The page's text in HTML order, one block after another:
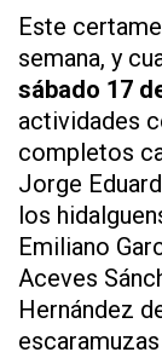
Este
semana, y
sábado 17
actividades
completos
Jorge
los
Emiliano
Aceves
Hernández